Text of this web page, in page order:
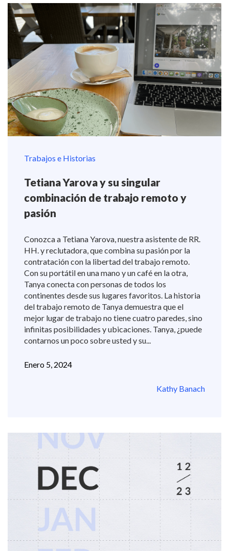
Trabajos e Historias
Tetiana Yarova y su singular
combinación de trabajo remoto y
pasión
Conozca a Tetiana Yarova, nuestra asistente de RR.
HH. y reclutadora, que combina su pasión por la
contratación con la libertad del trabajo remoto.
Con su portátil en una mano y un café en la otra,
Tanya conecta con personas de todos los
continentes desde sus lugares favoritos. La historia
del trabajo remoto de Tanya demuestra que el
mejor lugar de trabajo no tiene cuatro paredes, sino
infinitas posibilidades y ubicaciones. Tanya, ¿puede
contarnos un poco sobre usted y su...
Enero 5, 2024
Kathy Banach